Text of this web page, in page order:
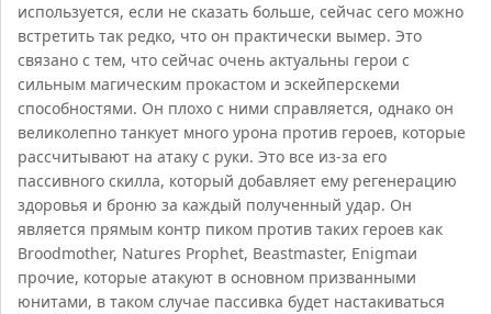
используется, если не сказать больше, сейчас сего можно
встретить так редко, что он практически вымер. Это
связано с тем, что сейчас очень актуальны герои с
сильным магическим прокастом и эскейперскеми
способностями. Он плохо с ними справляется, однако он
великолепно танкует много урона против героев, которые
рассчитывают на атаку с руки. Это все из-за его
пассивного скилла, который добавляет ему регенерацию
здоровья и броню за каждый полученный удар. Он
является прямым контр пиком против таких героев как
Broodmother, Natures Prophet, Beastmaster, Enigmaи
прочие, которые атакуют в основном призванными
юнитами, в таком случае пассивка будет настакиваться